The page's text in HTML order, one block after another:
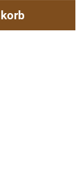
die Schaltflächen